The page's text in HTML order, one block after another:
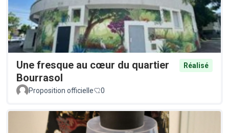
Une fresque au cœur du quartier
Bourrasol
Réalisé
Proposition officielle 0